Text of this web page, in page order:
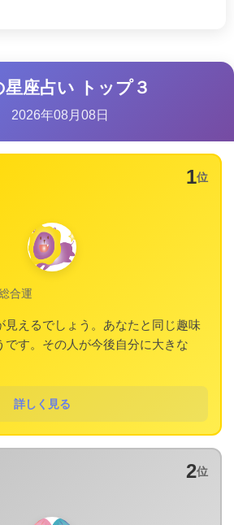
星座占い トップ３
2026年08月08日
1位
合運
見えるでしょう。あなたと同じ趣味
です。その人が今後自分に大きな
詳しく見る
2位